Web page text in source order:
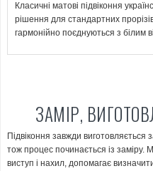
Класичні матові підвіконня
рішення для стандартних
гармонійно поєднуються з білим
ЗАМІР,
Підвіконня завжди
тож процес починається із заміру.
виступ і нахил, допомагає